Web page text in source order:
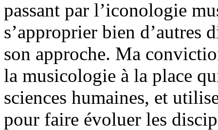
passant par l’iconologie
s’approprier bien
son approche. Ma
la musicologie à la place
sciences humaines, et
pour faire évoluer les